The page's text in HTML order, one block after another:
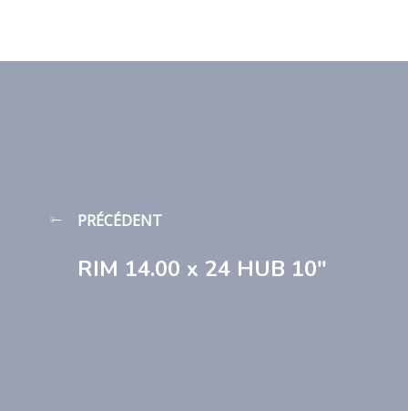
PRÉCÉDENT
RIM 14.00 x 24 HUB 10″